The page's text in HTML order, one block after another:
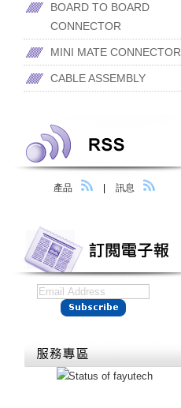
BOARD TO BOARD
CONNECTOR
MINI MATE CONNECTOR
CABLE ASSEMBLY
產品 訊息